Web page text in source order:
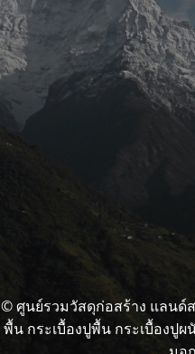
© ศูนย์รวมวัสดุก่อสร้าง แลนด์
พื้น กระเบื้องปูพื้น กระเบื้องปู